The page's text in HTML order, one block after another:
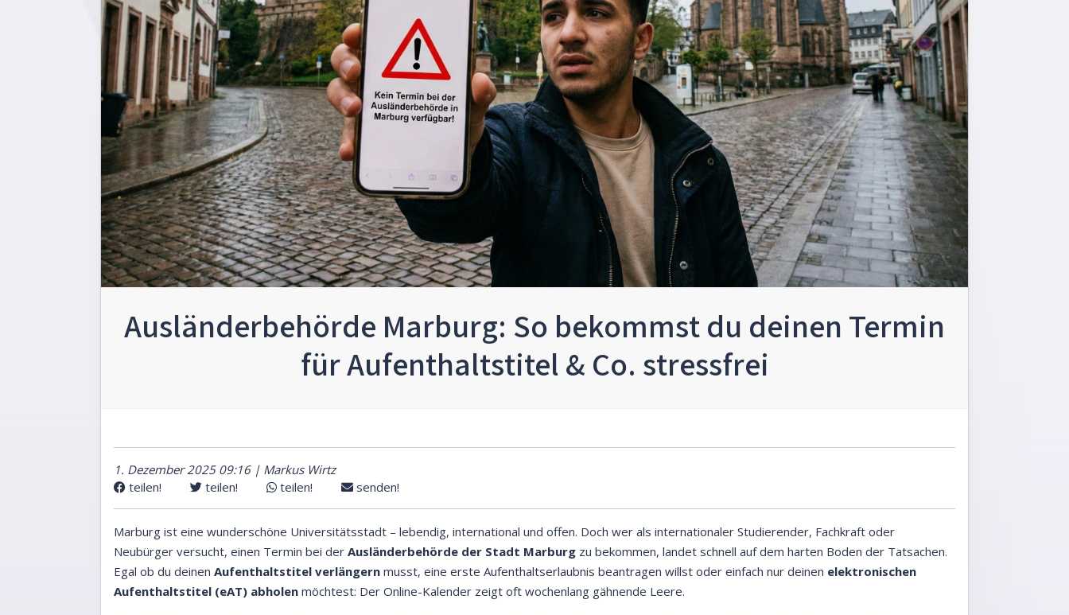
Ausländerbehörde Marburg: So bekommst du deinen Termin
für Aufenthaltstitel & Co. stressfrei
1. Dezember 2025 09:16 | Markus Wirtz
teilen!
teilen! teilen! senden!
Marburg ist eine wunderschöne Universitätsstadt – lebendig, international und offen. Doch wer als internationaler Studierender, Fachkraft oder
Neubürger versucht, einen Termin bei der Ausländerbehörde der Stadt Marburg zu bekommen, landet schnell auf dem harten Boden der Tatsachen.
Egal ob du deinen Aufenthaltstitel verlängern musst, eine erste Aufenthaltserlaubnis beantragen willst oder einfach nur deinen elektronischen
Aufenthaltstitel (eAT) abholen möchtest: Der Online-Kalender zeigt oft wochenlang gähnende Leere.